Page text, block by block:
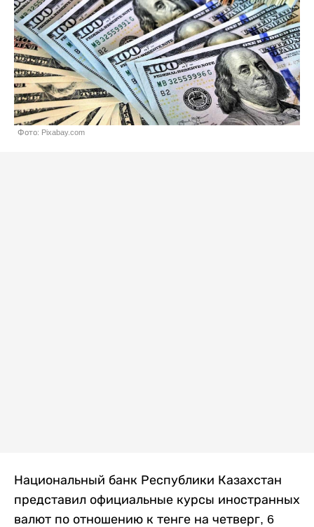
Фото: Pixabay.com
Национальный банк Республики Казахстан
представил официальные курсы иностранных
валют по отношению к тенге на четверг, 6